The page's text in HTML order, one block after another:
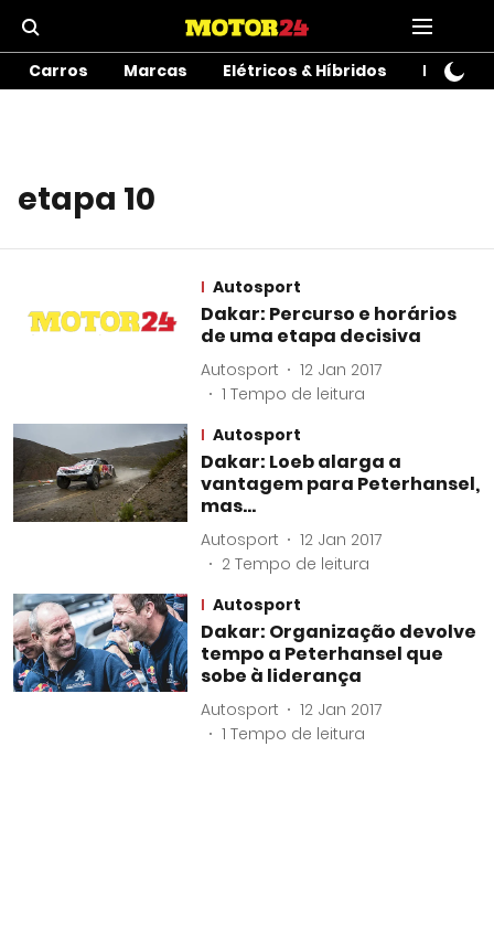
Carros Marcas Elétricos & Híbridos Motos
etapa 10
Autosport
Dakar: Percurso e horários
de uma etapa decisiva
Autosport
12 Jan 2017
1 Tempo de leitura
Autosport
Dakar: Loeb alarga a
vantagem para Peterhansel,
mas…
Autosport
12 Jan 2017
2 Tempo de leitura
Autosport
Dakar: Organização devolve
tempo a Peterhansel que
sobe à liderança
Autosport
12 Jan 2017
1 Tempo de leitura